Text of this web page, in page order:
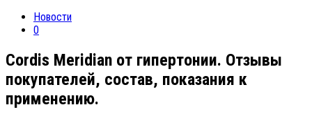
Новости
0
Cordis Meridian от гипертонии. Отзывы
покупателей, состав, показания к
применению.